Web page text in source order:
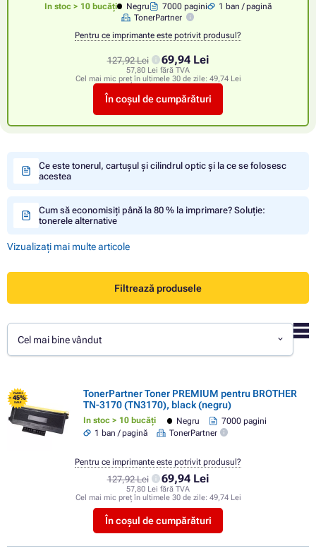
In stoc > 10 bucăți Negru 7000 pagini
1 ban / pagină
TonerPartner
Pentru ce imprimante este potrivit produsul?
127,92 Lei 69,94 Lei
57,80 Lei fără TVA
Cel mai mic preț în ultimele 30 de zile: 49,74 Lei
În coșul de cumpărături
Ce este tonerul, cartușul și cilindrul optic și la ce se folosesc
acestea
Cum să economisiți până la 80 % la imprimare? Soluție:
tonerele alternative
Vizualizați mai multe articole
Filtrează produsele
Cel mai bine vândut
FLASH
- 45%
SALE
TonerPartner Toner PREMIUM pentru BROTHER
TN-3170 (TN3170), black (negru)
In stoc > 10 bucăți Negru
7000 pagini
1 ban / pagină
TonerPartner
127,92 Lei 69,94 Lei
57,80 Lei fără TVA
Cel mai mic preț în ultimele 30 de zile: 49,74 Lei
În coșul de cumpărături
Pentru ce imprimante este potrivit produsul?